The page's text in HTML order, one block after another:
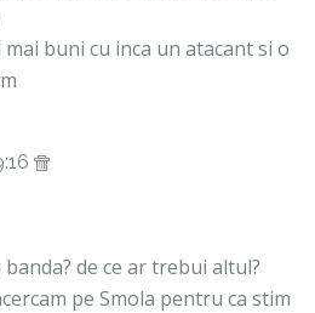
buni cu inca un atacant si o
de ce ar trebui altul?
pe Smola pentru ca stim